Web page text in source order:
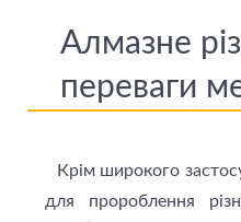
Алмазне
переваги
Крім широкого
для пророблення